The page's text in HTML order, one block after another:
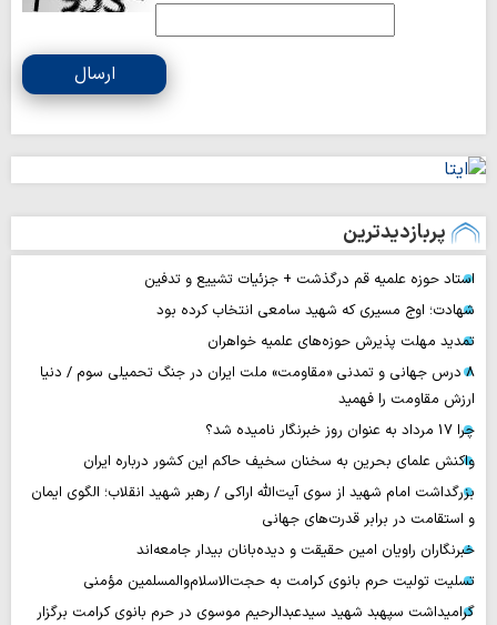
ارسال
پربازدیدترین
استاد حوزه علمیه قم درگذشت + جزئیات تشییع و تدفین
شهادت؛ اوج مسیری که شهید سامعی انتخاب کرده بود
تمدید مهلت پذیرش حوزه‌های علمیه خواهران
۸ درس جهانی و تمدنی «مقاومت» ملت ایران در جنگ تحمیلی سوم / دنیا
ارزش مقاومت را فهمید
چرا 17 مرداد به عنوان روز خبرنگار نامیده شد؟
واکنش علمای بحرین به سخنان سخیف حاکم این کشور درباره ایران
بزرگداشت امام شهید از سوی آیت‌الله اراکی / رهبر شهید انقلاب؛ الگوی ایمان
و استقامت در برابر قدرت‌های جهانی
خبرنگاران راویان امین حقیقت و دیده‌بانان بیدار جامعه‌اند
تسلیت تولیت حرم بانوی کرامت به حجت‌الاسلام‌والمسلمین مؤمنی
گرامیداشت سپهبد شهید سیدعبدالرحیم موسوی در حرم بانوی کرامت برگزار